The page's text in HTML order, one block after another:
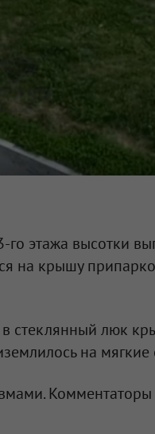
этажа высотки
на крышу
стеклянный люк
на мягкие
Комментаторы